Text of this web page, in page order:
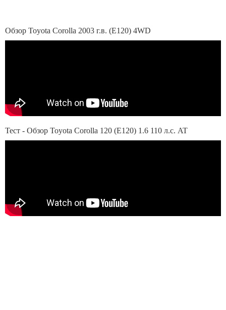
Обзор Toyota Corolla 2003 г.в. (Е120) 4WD
Тест - Обзор Toyota Corolla 120 (E120) 1.6 110 л.с. AT